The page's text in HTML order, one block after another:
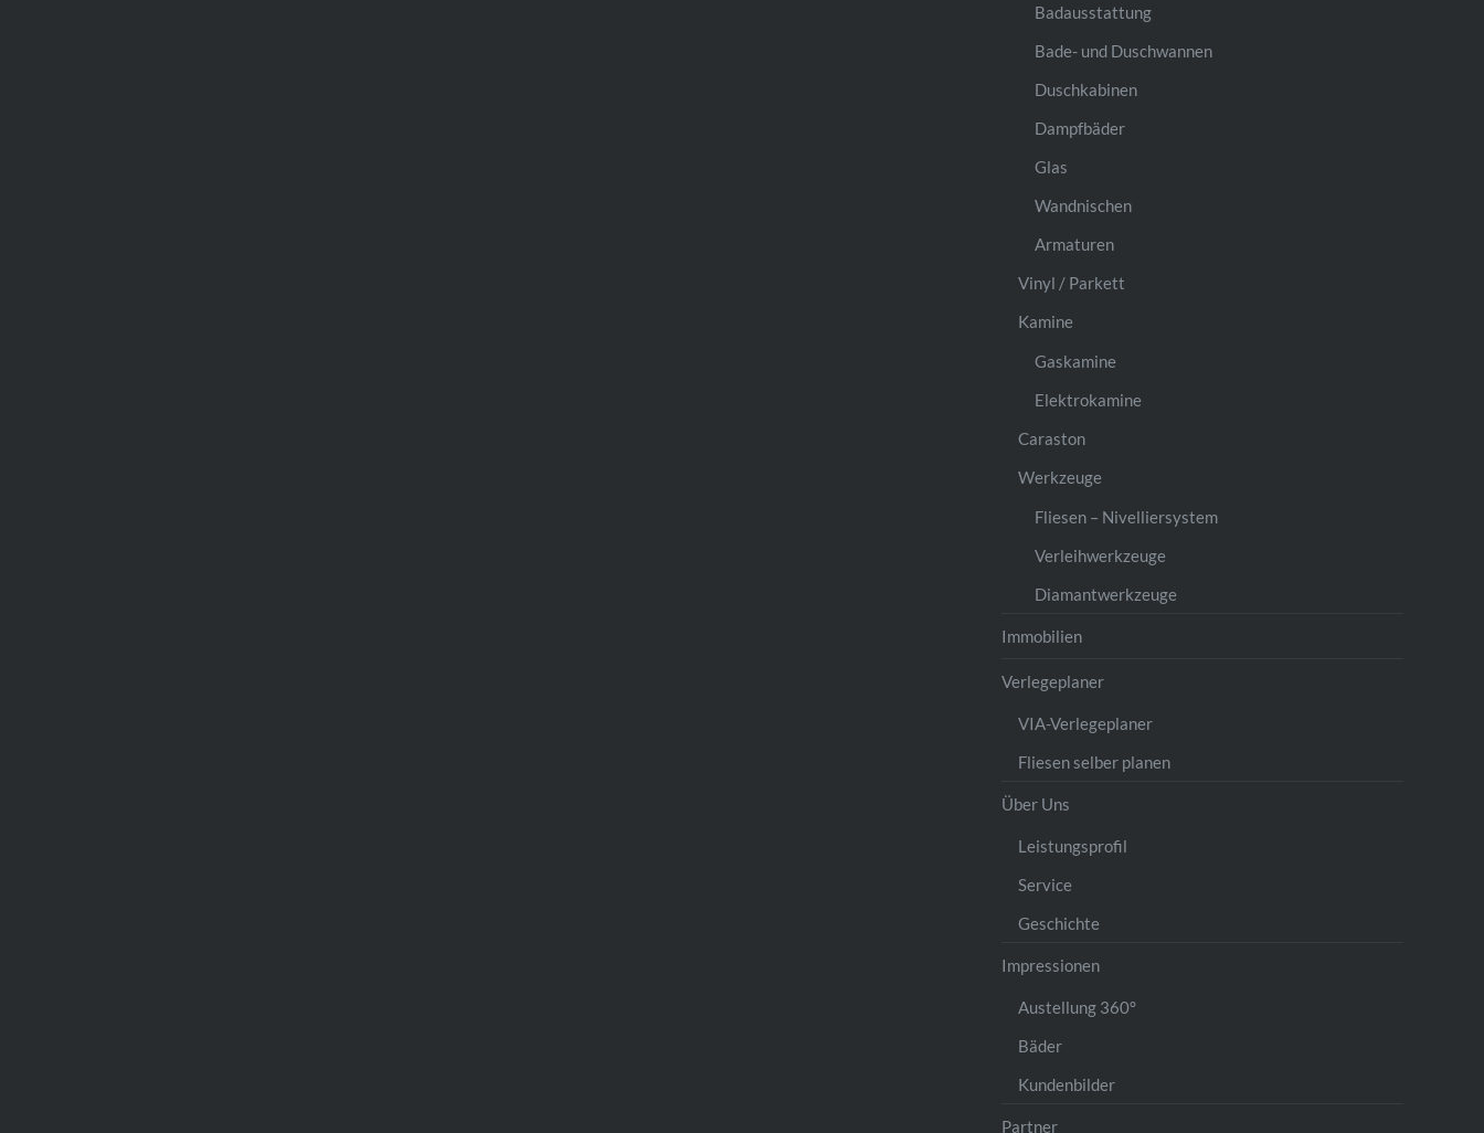
Badausstattung
Bade- und Duschwannen
Duschkabinen
Dampfbäder
Glas
Wandnischen
Armaturen
Vinyl / Parkett
Kamine
Gaskamine
Elektrokamine
Caraston
Werkzeuge
Fliesen – Nivelliersystem
Verleihwerkzeuge
Diamantwerkzeuge
Immobilien
Verlegeplaner
VIA-Verlegeplaner
Fliesen selber planen
Über Uns
Leistungsprofil
Service
Geschichte
Impressionen
Austellung 360°
Bäder
Kundenbilder
Partner